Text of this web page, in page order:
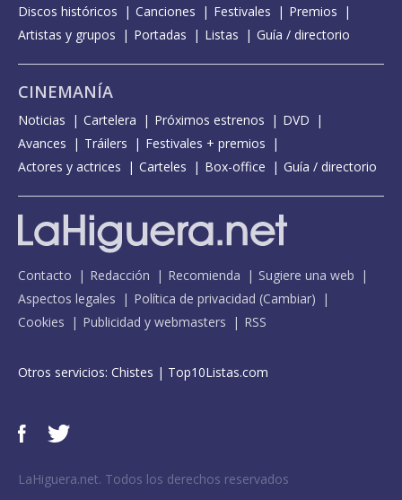
Discos históricos
Canciones Festivales
Premios
Artistas y grupos
Portadas Listas Guía / directorio
CINEMANÍA
Noticias Cartelera Próximos estrenos
DVD
Avances
Tráilers
Festivales + premios
Actores y actrices
Carteles Box-office Guía / directorio
Contacto Redacción Recomienda
Sugiere una web
Aspectos legales
Política de privacidad (Cambiar)
Cookies
Publicidad y webmasters RSS
Otros servicios: Chistes | Top10Listas.com
LaHiguera.net. Todos los derechos reservados